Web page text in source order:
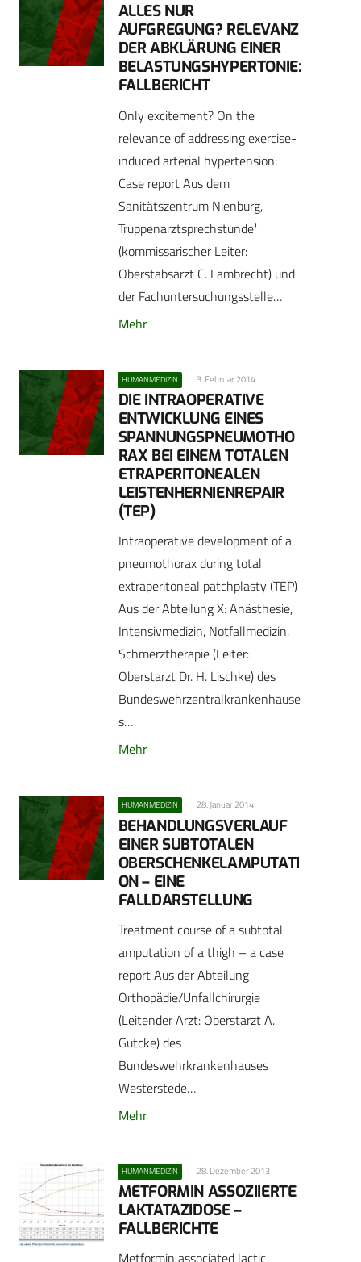
ALLES NUR
AUFGREGUNG? RELEVANZ
DER ABKLÄRUNG EINER
BELASTUNGSHYPERTONIE:
FALLBERICHT
Only excitement? On the
relevance of addressing exercise-
induced arterial ­hypertension:
Case report Aus dem
Sanitätszentrum Nienburg,
Truppenarztsprechstunde¹
(kommissarischer Leiter:
Oberstabsarzt C. Lambrecht) und
der ­Fachuntersuchungsstelle…
Mehr
HUMANMEDIZIN 3. Februar 2014
DIE INTRAOPERATIVE
ENTWICKLUNG EINES
SPANNUNGSPNEUMOTHO
RAX BEI EINEM TOTALEN
ETRAPERITONEALEN
LEISTENHERNIENREPAIR
(TEP)
Intraoperative development of a
pneumothorax during total
extraperitoneal patchplasty (TEP)
Aus der Abteilung X: Anästhesie,
Intensivmedizin, Notfallmedizin,
Schmerztherapie (Leiter:
Oberstarzt Dr. H. Lischke) des
Bundeswehrzentralkrankenhause
s…
Mehr
HUMANMEDIZIN 28. Januar 2014
BEHANDLUNGSVERLAUF
EINER SUBTOTALEN
OBERSCHENKELAMPUTATI
ON – EINE
FALLDARSTELLUNG
Treatment course of a subtotal
amputation of a thigh – a case
report Aus der Abteilung
Orthopädie/Unfallchirurgie
(Leitender Arzt: Oberstarzt A.
Gutcke) des
Bundeswehrkrankenhauses
Westerstede…
Mehr
HUMANMEDIZIN 28. Dezember 2013
METFORMIN ASSOZIIERTE
LAKTATAZIDOSE –
FALLBERICHTE